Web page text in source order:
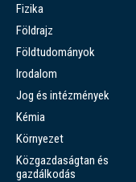
Fizika
Földrajz
Földtudományok
Irodalom
Jog és intézmények
Kémia
Környezet
Közgazdaságtan és
gazdálkodás